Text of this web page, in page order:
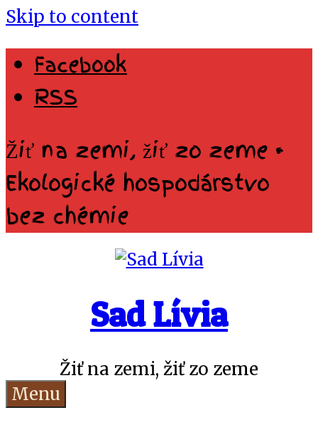
Skip to content
Facebook
RSS
Žiť na zemi, žiť zo zeme •
Ekologické hospodárstvo
bez chémie
Sad Lívia
Žiť na zemi, žiť zo zeme
Menu